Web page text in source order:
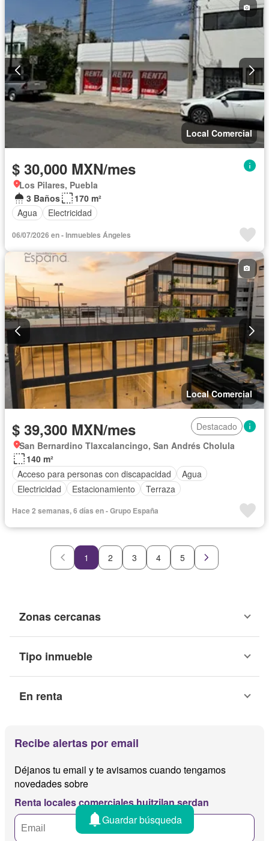
Local Comercial
$ 30,000 MXN/mes
Los Pilares, Puebla
3 Baños
170 m²
Agua
Electricidad
06/07/2026 en - Inmuebles Ángeles
Local Comercial
$ 39,300 MXN/mes
Destacado
San Bernardino Tlaxcalancingo, San Andrés Cholula
140 m²
Acceso para personas con discapacidad
Agua
Electricidad
Estacionamiento Terraza
Hace 2 semanas, 6 días en - Grupo España
1 2 3 4 5
Zonas cercanas
Tipo inmueble
En renta
Recibe alertas por email
Déjanos tu email y te avisamos cuando tengamos
novedades sobre
Renta locales comerciales huitzilan serdan
Guardar búsqueda